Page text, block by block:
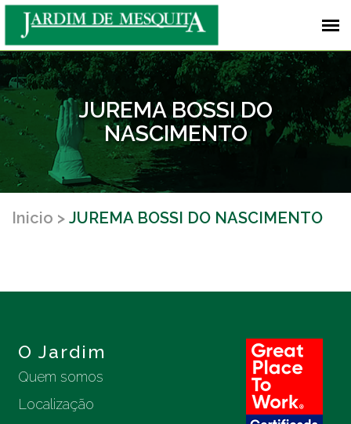
JUREMA BOSSI DO
NASCIMENTO
Inicio JUREMA BOSSI DO NASCIMENTO
O Jardim
Quem somos
Localização